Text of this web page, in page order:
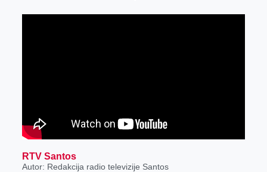
RTV Santos
Autor: Redakcija radio televizije Santos